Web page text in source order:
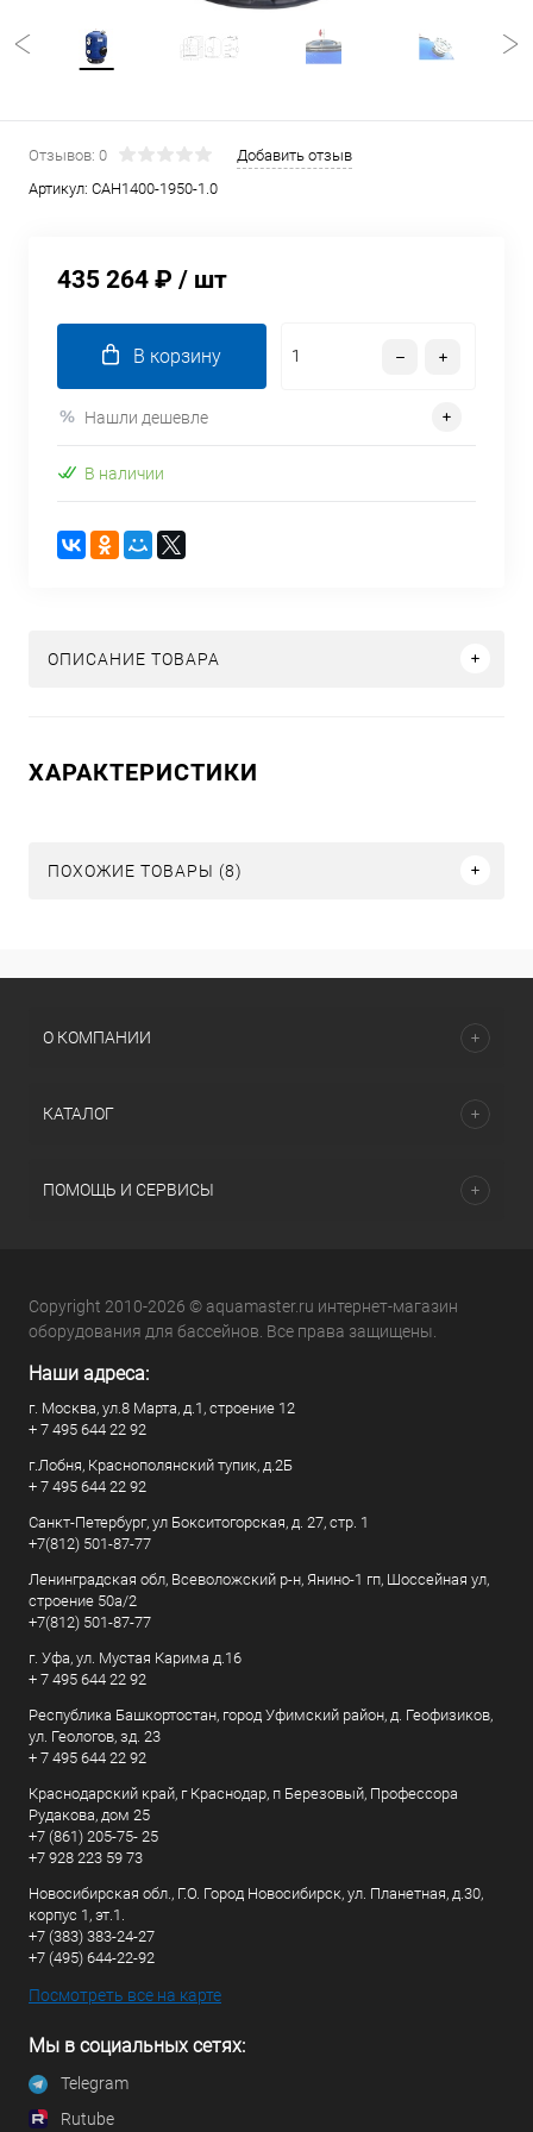
Отзывов: 0
Добавить отзыв
Артикул: CAH1400-1950-1.0
435 264 ₽ / шт
В корзину
Нашли дешевле
В наличии
ОПИСАНИЕ ТОВАРА
ХАРАКТЕРИСТИКИ
ПОХОЖИЕ ТОВАРЫ (8)
О КОМПАНИИ
КАТАЛОГ
ПОМОЩЬ И СЕРВИСЫ
Copyright 2010-2026 © aquamaster.ru интернет-магазин
оборудования для бассейнов. Все права защищены.
Наши адреса:
г. Москва, ул.8 Марта, д.1, строение 12
+ 7 495 644 22 92
г.Лобня, Краснополянский тупик, д.2Б
+ 7 495 644 22 92
Санкт-Петербург, ул Бокситогорская, д. 27, стр. 1
+7(812) 501-87-77
Ленинградская обл, Всеволожский р-н, Янино-1 гп, Шоссейная ул,
строение 50а/2
+7(812) 501-87-77
г. Уфа, ул. Мустая Карима д.16
+ 7 495 644 22 92
Республика Башкортостан, город Уфимский район, д. Геофизиков,
ул. Геологов, зд. 23
+ 7 495 644 22 92
Краснодарский край, г Краснодар, п Березовый, Профессора
Рудакова, дом 25
+7 (861) 205-75- 25
+7 928 223 59 73
Новосибирская обл., Г.О. Город Новосибирск, ул. Планетная, д.30,
корпус 1, эт.1.
+7 (383) 383-24-27
+7 (495) 644-22-92
Посмотреть все на карте
Мы в социальных сетях:
Telegram
Rutube